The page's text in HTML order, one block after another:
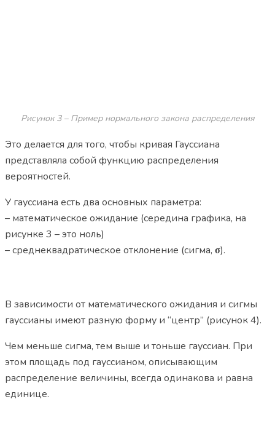
Рисунок 3 – Пример нормального закона распределения
Это делается для того, чтобы кривая Гауссиана
представляла собой функцию распределения
вероятностей.
У гауссиана есть два основных параметра:
– математическое ожидание (середина графика, на
рисунке 3 – это ноль)
– среднеквадратическое отклонение (сигма, σ).
В зависимости от математического ожидания и сигмы
гауссианы имеют разную форму и “центр” (рисунок 4).
Чем меньше сигма, тем выше и тоньше гауссиан. При
этом площадь под гауссианом, описывающим
распределение величины, всегда одинакова и равна
единице.